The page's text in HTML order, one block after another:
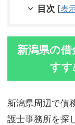
目次 [表
新潟県の
すす
新潟県周辺で債
護士事務所を探